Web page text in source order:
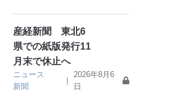
産経新聞 東北6
県での紙版発行11
月末で休止へ
ニュース
新聞
｜
2026年8月6
日